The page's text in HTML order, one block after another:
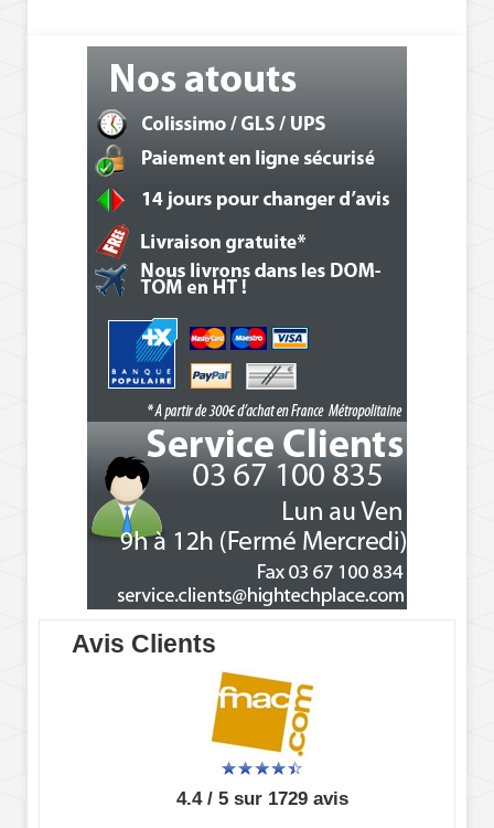
Avis Clients
4.4 / 5 sur 1729 avis